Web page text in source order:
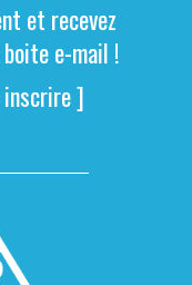
et recevez
e-mail !
]